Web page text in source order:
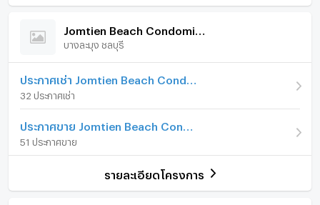
amenities for comfort and convenience. In addition,
the project offers a secure and well-maintained
option for buyers looking for a fully furnished studio
with sea view in Jomtien.
Key Details
Type: CondoProject: Jomtien Beach
PattayaLiving Size: 30 Sq.mFloor: 13Bedrooms:
StudioBathrooms: 1View: Sea ViewBalcony:
เงินมัดจำ/ประกัน
ค่าเช่าล่วงหน้า
รูปแบบห้อง
ห้องอยู่ชั้นที่ 13
จำนวนห้องนอน 1 ห้องนอน
ภายในห้อง ภายในโครงการ
เฟอร์นิเจอร์
โทรศัพท์บ้าน
เครื่องทำน้ำร้อน/น้ำอุ่น
ประตูห้องระบบ digital lock
บางละมุง ชลบุรี
32 ประกาศเช่า
51 ประกาศขาย
รายละเอียดโครงการ